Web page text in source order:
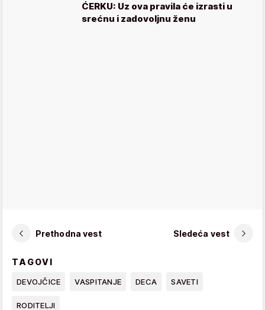
ĆERKU: Uz ova pravila će izrasti u
srećnu i zadovoljnu ženu
Prethodna vest Sledeća vest
TAGOVI
DEVOJČICE VASPITANJE DECA SAVETI
RODITELJI